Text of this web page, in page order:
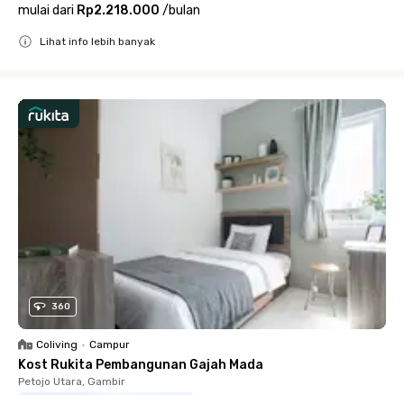
mulai dari Rp2.218.000 /bulan
Lihat info lebih banyak
360
Coliving • Campur
Kost Rukita Pembangunan Gajah Mada
Petojo Utara, Gambir